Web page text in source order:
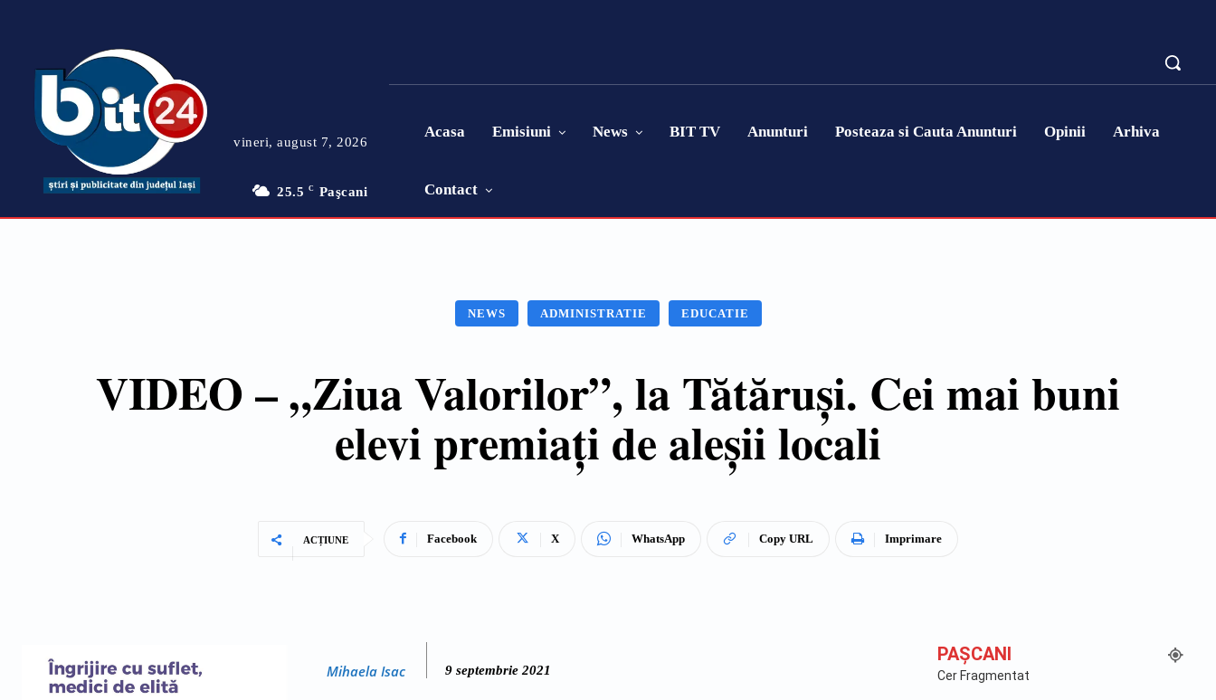
vineri, august 7, 2026
25.5 C Paşcani
Acasa Emisiuni News BIT TV Anunturi Posteaza si Cauta Anunturi Opinii Arhiva
Contact
NEWS ADMINISTRATIE EDUCATIE
VIDEO – „Ziua Valorilor”, la Tătăruși. Cei mai buni
elevi premiați de aleșii locali
ACȚIUNE Facebook X WhatsApp Copy URL Imprimare
Mihaela Isac 9 septembrie 2021
PAŞCANI
Cer Fragmentat